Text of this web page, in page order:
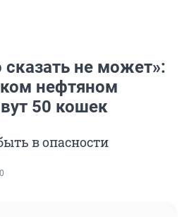
сказать не может»:
нефтяном
50 кошек
в опасности